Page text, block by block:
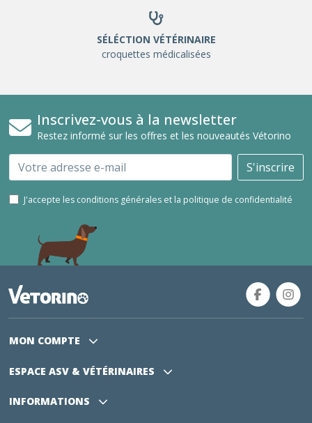
SÉLÉCTION VÉTÉRINAIRE
croquettes médicalisées
Inscrivez-vous à la newsletter
Restez informé sur les offres et les nouveautés Vétorino
Email S'inscrire
J'accepte les conditions générales et la politique de confidentialité
MON COMPTE
ESPACE ASV & VÉTÉRINAIRES
INFORMATIONS